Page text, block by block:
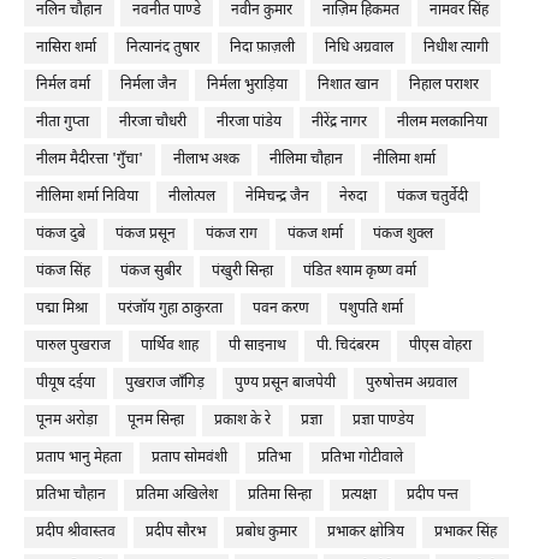
नलिन चौहान
नवनीत पाण्डे नवीन कुमार नाज़िम हिकमत
नामवर सिंह
नासिरा शर्मा
नित्यानंद तुषार निदा फ़ाज़ली निधि अग्रवाल
निधीश त्यागी
निर्मल वर्मा
निर्मला जैन निर्मला भुराड़िया निशात खान
निहाल पराशर
नीता गुप्ता
नीरजा चौधरी नीरजा पांडेय नीरेंद्र नागर
नीलम मलकानिया
नीलम मैदीरत्ता 'गुँचा'
नीलाभ अश्क नीलिमा चौहान
नीलिमा शर्मा
नीलिमा शर्मा निविया
नीलोत्पल नेमिचन्द्र जैन नेरुदा
पंकज चतुर्वेदी
पंकज दुबे
पंकज प्रसून पंकज राग पंकज शर्मा
पंकज शुक्ल
पंकज सिंह
पंकज सुबीर पंखुरी सिन्हा
पंडित श्याम कृष्ण वर्मा
पद्मा मिश्रा
परंजॉय गुहा ठाकुरता पवन करण
पशुपति शर्मा
पारुल पुखराज
पार्थिव शाह पी साइनाथ पी. चिदंबरम
पीएस वोहरा
पीयूष दईया
पुखराज जाँगिड़ पुण्य प्रसून बाजपेयी
पुरुषोत्तम अग्रवाल
पूनम अरोड़ा
पूनम सिन्हा प्रकाश के रे प्रज्ञा
प्रज्ञा पाण्डेय
प्रताप भानु मेहता
प्रताप सोमवंशी प्रतिभा
प्रतिभा गोटीवाले
प्रतिभा चौहान
प्रतिमा अखिलेश प्रतिमा सिन्हा प्रत्यक्षा
प्रदीप पन्त
प्रदीप श्रीवास्तव
प्रदीप सौरभ प्रबोध कुमार प्रभाकर क्षोत्रिय
प्रभाकर सिंह